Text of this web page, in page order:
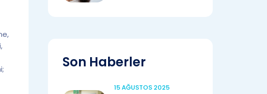
Son Haberler
15 AĞUSTOS 2025